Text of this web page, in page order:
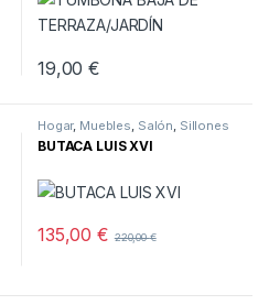
19,00€
Hogar, Muebles, Salón, Sillones
BUTACA LUIS XVI
135,00€ 220,00€